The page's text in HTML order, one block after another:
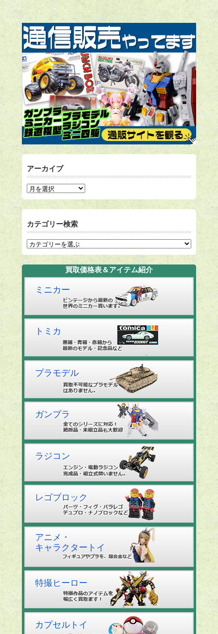
アーカイブ
カテゴリー検索
買取価格表＆アイテム紹介
ミニカー
トミカ
プラモデル
ガンプラ
ラジコン
レゴブロック
アニメ・
キャラクタートイ
特撮ヒーロー
カプセルトイ